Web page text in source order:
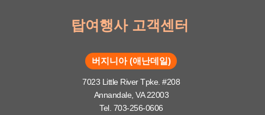
탑여행사 고객센터
버지니아 (애난데일)
7023 Little River Tpke. #208
Annandale, VA 22003
Tel. 703-256-0606